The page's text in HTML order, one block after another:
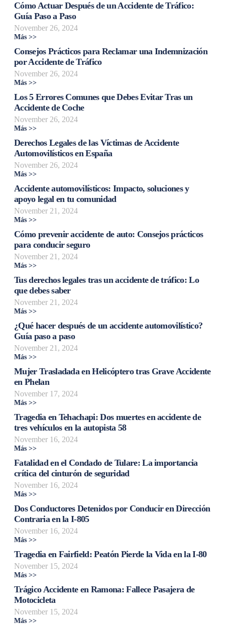
Cómo Actuar Después de un Accidente de Tráfico:
Guía Paso a Paso
November 26, 2024
Más >>
Consejos Prácticos para Reclamar una Indemnización
por Accidente de Tráfico
November 26, 2024
Más >>
Los 5 Errores Comunes que Debes Evitar Tras un
Accidente de Coche
November 26, 2024
Más >>
Derechos Legales de las Víctimas de Accidente
Automovilísticos en España
November 26, 2024
Más >>
Accidente automovilísticos: Impacto, soluciones y
apoyo legal en tu comunidad
November 21, 2024
Más >>
Cómo prevenir accidente de auto: Consejos prácticos
para conducir seguro
November 21, 2024
Más >>
Tus derechos legales tras un accidente de tráfico: Lo
que debes saber
November 21, 2024
Más >>
¿Qué hacer después de un accidente automovilístico?
Guía paso a paso
November 21, 2024
Más >>
Mujer Trasladada en Helicóptero tras Grave Accidente
en Phelan
November 17, 2024
Más >>
Tragedia en Tehachapi: Dos muertes en accidente de
tres vehículos en la autopista 58
November 16, 2024
Más >>
Fatalidad en el Condado de Tulare: La importancia
crítica del cinturón de seguridad
November 16, 2024
Más >>
Dos Conductores Detenidos por Conducir en Dirección
Contraria en la I-805
November 16, 2024
Más >>
Tragedia en Fairfield: Peatón Pierde la Vida en la I-80
November 15, 2024
Más >>
Trágico Accidente en Ramona: Fallece Pasajera de
Motocicleta
November 15, 2024
Más >>